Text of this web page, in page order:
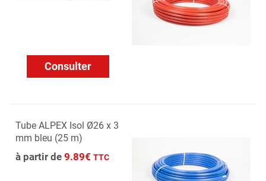
Consulter
Tube ALPEX Isol Ø26 x 3
mm bleu (25 m)
à partir de 9.89€ TTC